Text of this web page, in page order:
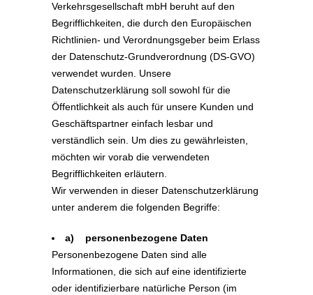
Verkehrsgesellschaft mbH beruht auf den
Begrifflichkeiten, die durch den Europäischen
Richtlinien- und Verordnungsgeber beim Erlass
der Datenschutz-Grundverordnung (DS-GVO)
verwendet wurden. Unsere
Datenschutzerklärung soll sowohl für die
Öffentlichkeit als auch für unsere Kunden und
Geschäftspartner einfach lesbar und
verständlich sein. Um dies zu gewährleisten,
möchten wir vorab die verwendeten
Begrifflichkeiten erläutern.
Wir verwenden in dieser Datenschutzerklärung
unter anderem die folgenden Begriffe:
a) personenbezogene Daten
Personenbezogene Daten sind alle
Informationen, die sich auf eine identifizierte
oder identifizierbare natürliche Person (im